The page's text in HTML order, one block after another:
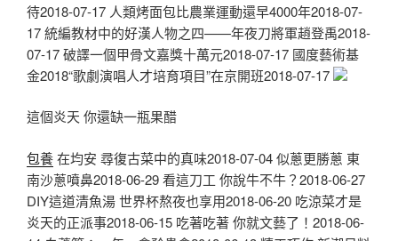
待2018-07-17 人類烤面包比農業運動還早4000年2018-07-
17 統編教材中的好漢人物之四——年夜刀將軍趙登禹2018-
07-17 破譯一個甲骨文嘉獎十萬元2018-07-17 國度藝術基
金2018“歌劇演唱人才培育項目”在京開班2018-07-17
這個炎天 你還缺一瓶果醋
包養在均安 尋復古菜中的真味2018-07-04 似蔥更勝蔥 東
南沙蔥噴鼻2018-06-29 看這刀工 你說牛不牛？2018-06-27
DIY這道清魚湯 世界杯熬夜也享用2018-06-20 吃涼菜才是
炎天的正派事2018-06-15 吃著吃著 你就文藝了！2018-06-